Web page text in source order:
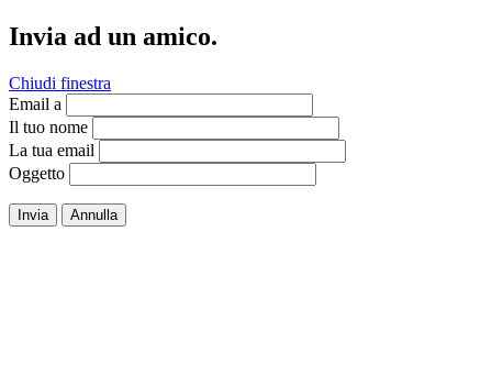
Invia ad un amico.
Chiudi finestra
Email a
Il tuo nome
La tua email
Oggetto
Invia Annulla